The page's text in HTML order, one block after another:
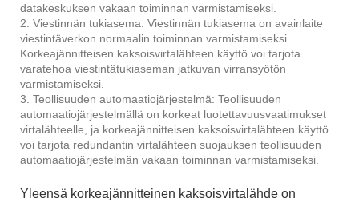
datakeskuksen vakaan toiminnan varmistamiseksi.
2. Viestinnän tukiasema: Viestinnän tukiasema on avainlaite
viestintäverkon normaalin toiminnan varmistamiseksi.
Korkeajännitteisen kaksoisvirtalähteen käyttö voi tarjota
varatehoa viestintätukiaseman jatkuvan virransyötön
varmistamiseksi.
3. Teollisuuden automaatiojärjestelmä: Teollisuuden
automaatiojärjestelmällä on korkeat luotettavuusvaatimukset
virtalähteelle, ja korkeajännitteisen kaksoisvirtalähteen käyttö
voi tarjota redundantin virtalähteen suojauksen teollisuuden
automaatiojärjestelmän vakaan toiminnan varmistamiseksi.
Yleensä korkeajännitteinen kaksoisvirtalähde on